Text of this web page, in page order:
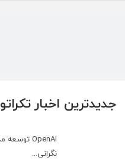
جدیدترین اخبار تکراتو
نگرانی...